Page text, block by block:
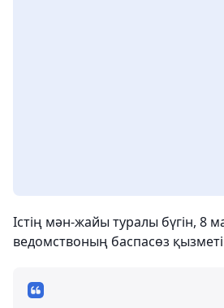
Істің мән-жайы туралы бүгін, 8
ведомствоның баспасөз қызметі